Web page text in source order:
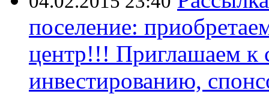
поселение:
центр!!! Приглашаем к
инвестированию,